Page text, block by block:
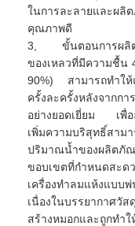
เครื่องเป่าสเปรย์
เครื่องอบแห้งฟลูอิ
ไมโครเวฟเครื่อง
เครื่องเป่าพ่นแรง
เครื่องอบลมร้อน
เครื่องผสมริบบิ้น
ในการละลายและผ
คุณภาพดี
3, ขั้นตอนการผลิตนั้
ของเหลวที่มีความชื้น
90%) สามารถทำให้
ครั้งละครั้งหลังจาก
อย่างยอดเยี่ยม เพื่อ
เพิ่มความบริสุทธิ์สา
ปริมาณน้ำของผลิตภัณ
ขอบเขตที่กำหนดสะด
เครื่องทำลมแห้งแบบ
เนื่องในบรรยากาศวั
สร้างหมอกและถูกทำ